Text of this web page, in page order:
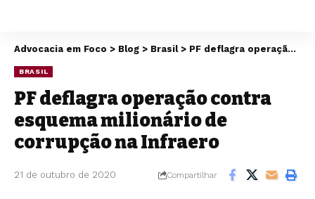
Advocacia em Foco > Blog > Brasil> PF deflagra operação contra esquema milionário de corrupção na Infraero
BRASIL
PF deflagra operação contra
esquema milionário de
corrupção na Infraero
21 de outubro de 2020 Compartilhar